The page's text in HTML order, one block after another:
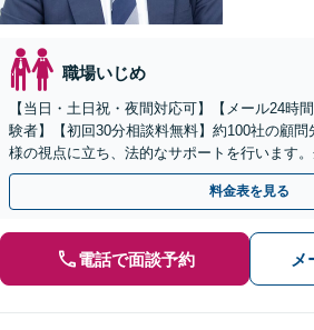
職場いじめ
【当日・土日祝・夜間対応可】【メール24時
験者】【初回30分相談料無料】約100社の顧
様の視点に立ち、法的なサポートを行います
ためにも弁護士へご相談ください。【南森町
料金表を見る
電話で面談予約 メ